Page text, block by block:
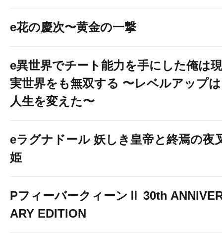
e花の慶次〜黄金の一撃
e異世界でチート能力を手にした俺は現
実世界をも無双する 〜レベルアップは
人生を変えた〜
eラグナドール 妖しき皇帝と終焉の夜
姫
PフィーバークィーンⅡ 30th
ARY EDITION